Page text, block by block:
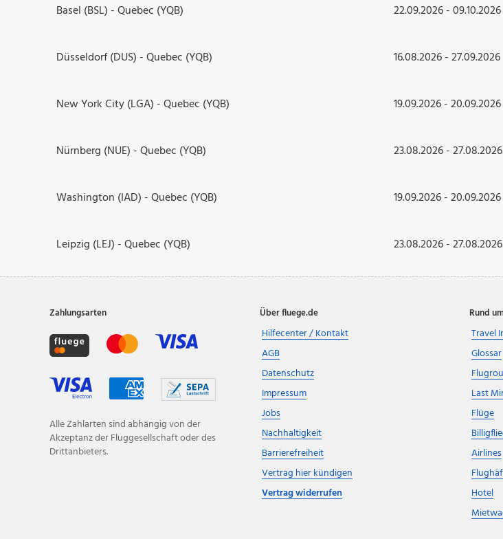
Basel (BSL) - Quebec (YQB) 22.09.2026 - 09.10.2026
Düsseldorf (DUS) - Quebec (YQB) 16.08.2026 - 27.09.2026
New York City (LGA) - Quebec (YQB) 19.09.2026 - 20.09.2026
Nürnberg (NUE) - Quebec (YQB) 23.08.2026 - 27.08.2026
Washington (IAD) - Quebec (YQB) 19.09.2026 - 20.09.2026
Leipzig (LEJ) - Quebec (YQB) 23.08.2026 - 27.08.2026